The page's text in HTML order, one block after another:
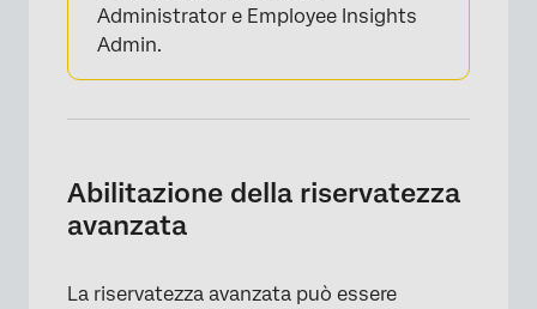
Administrator e Employee Insights
Admin.
Abilitazione della riservatezza
avanzata
La riservatezza avanzata può essere